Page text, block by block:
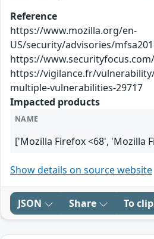
Reference
https://www.mozilla.org/en-
US/security/advisories/
https://
https://vigilance.fr/
multiple-vulnerabilities-29717
Impacted products
NAME
['Mozilla Firefox <68', 'Mozilla
Show details on source website
JSON Share To